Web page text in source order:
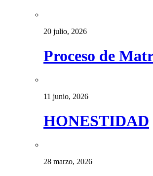
20 julio, 2026
Proceso de
11 junio, 2026
HONESTIDAD
28 marzo, 2026